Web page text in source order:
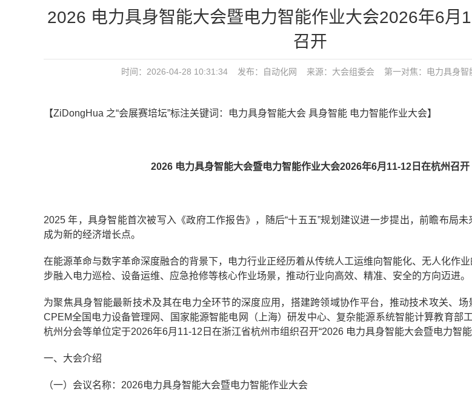
2026 电力具身智能大会暨电力智能作业大会2026年6月
召开
时间：2026-04-28 10:31:34 发布： 自动化网 来源：大会组委会 第一对焦： 电力具身智
【ZiDongHua 之“会展赛培坛”标注关键词：电力具身智能大会 具身智能 电力智能作业大会】
2026 电力具身智能大会暨电力智能作业大会2026年6月11-12日在杭州召开
2025 年，具身智能首次被写入《政府工作报告》，随后“十五五”规划建议进一步提出，前瞻布局
成为新的经济增长点。
在能源革命与数字革命深度融合的背景下，电力行业正经历着从传统人工运维向智能化、无人化作
步融入电力巡检、设备运维、应急抢修等核心作业场景，推动行业向高效、精准、安全的方向迈进。
为聚焦具身智能最新技术及其在电力全环节的深度应用，搭建跨领域协作平台，推动技术攻关、场
CPEM全国电力设备管理网、国家能源智能电网（上海）研发中心、复杂能源系统智能计算教育部
杭州分会等单位定于2026年6月11-12日在浙江省杭州市组织召开“2026 电力具身智能大会暨电力智能
一、大会介绍
（一）会议名称：2026电力具身智能大会暨电力智能作业大会